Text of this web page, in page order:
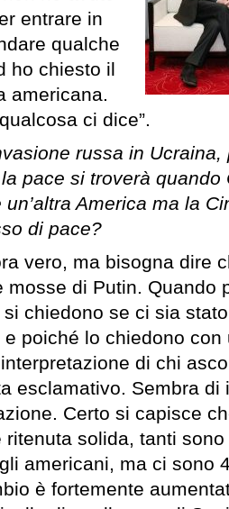
entrare in
qualche
ho chiesto il
americana.
ci dice”.
russa in Ucraina,
pace si troverà quando
un’altra America ma la
di pace?
vero, ma bisogna dire
mosse di Putin. Quando
chiedono se ci sia
e poiché lo chiedono con
di chi
esclamativo. Sembra di
Certo si capisce
ritenuta solida, tanti
americani, ma ci sono
è fortemente